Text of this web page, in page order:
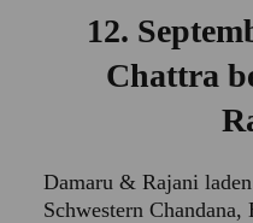
12.
Chattra
Damaru & Rajani
Schwestern